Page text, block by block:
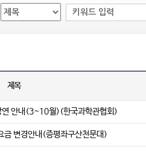
제목
연 안내(3~10월)(한국과학관협회)
금 변경안내(증평좌구산천문대)